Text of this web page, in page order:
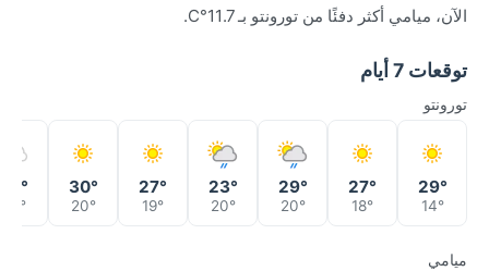
الآن، ميامي أكثر دفئًا من تورونتو بـ 11.7°C.
توقعات 7 أيام
تورونتو
29°
14°
27°
18°
29°
20°
23°
20°
27°
19°
30°
20°
20°
ميامي